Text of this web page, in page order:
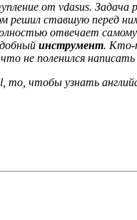
от vdasus.
решил ставшую перед
отвечает
инструмент. Кто-
не поленился
то, чтобы узнать